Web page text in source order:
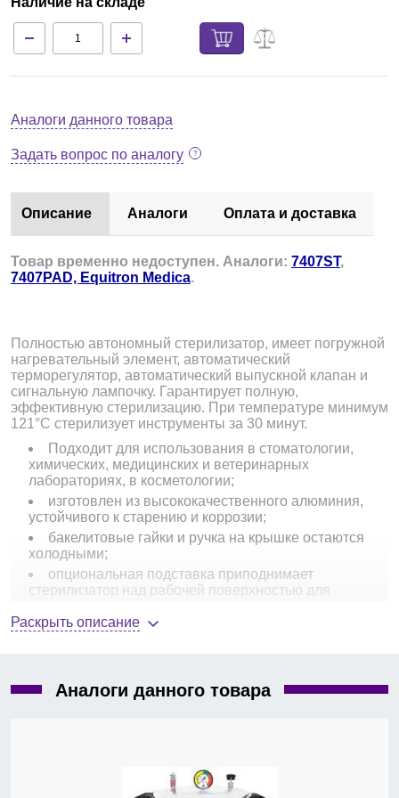
Аналоги данного товара
Задать вопрос по аналогу
Описание Аналоги Оплата и доставка
Товар временно недоступен. Аналоги: 7407ST,
7407PAD, Equitron Medica.
Полностью автономный стерилизатор, имеет погружной
нагревательный элемент, автоматический
терморегулятор, автоматический выпускной клапан и
сигнальную лампочку. Гарантирует полную,
эффективную стерилизацию. При температуре минимум
121°С стерилизует инструменты за 30 минут.
Подходит для использования в стоматологии,
химических, медицинских и ветеринарных
лабораториях, в косметологии;
изготовлен из высококачественного алюминия,
устойчивого к старению и коррозии;
бакелитовые гайки и ручка на крышке остаются
холодными;
опциональная подставка приподнимает
стерилизатор над рабочей поверхностью для
Steroclaves 50X-240V
объем камеры, л — 13,6;
Раскрыть описание
Аналоги данного товара